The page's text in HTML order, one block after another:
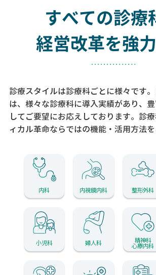
すべての診療
経営改革を強
診療スタイルは診療科ごとに様々です
は、様々な診療科に導入実績があり、
してご要望にお応えしております。 診
ィカル革命ならではの機能・活用方法を
内科 内視鏡内科 整形外科
小児科 婦人科 精神科
心療内科